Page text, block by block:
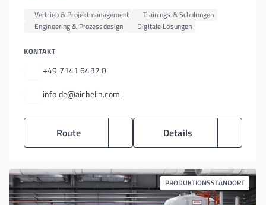
Vertrieb & Projektmanagement
Trainings & Schulungen
Engineering & Prozessdesign
Digitale Lösungen
KONTAKT
+49 7141 6437 0
info.de@aichelin.com
Route Details
PRODUKTIONSSTANDORT